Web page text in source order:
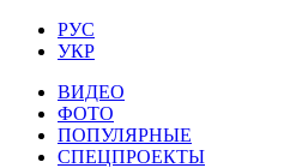
РУС
УКР
ВИДЕО
ФОТО
ПОПУЛЯРНЫЕ
СПЕЦПРОЕКТЫ